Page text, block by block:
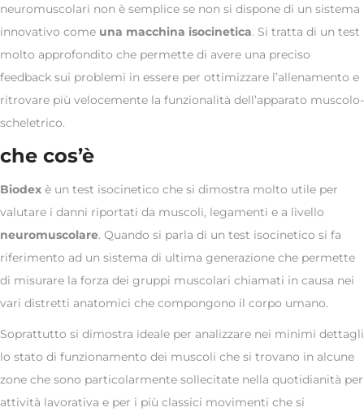
neuromuscolari non è semplice se non si dispone di un sistema
innovativo come una macchina isocinetica. Si tratta di un test
molto approfondito che permette di avere una preciso
feedback sui problemi in essere per ottimizzare l’allenamento e
ritrovare più velocemente la funzionalità dell’apparato muscolo-
scheletrico.
che cos’è
Biodex è un test isocinetico che si dimostra molto utile per
valutare i danni riportati da muscoli, legamenti e a livello
neuromuscolare. Quando si parla di un test isocinetico si fa
riferimento ad un sistema di ultima generazione che permette
di misurare la forza dei gruppi muscolari chiamati in causa nei
vari distretti anatomici che compongono il corpo umano.
Soprattutto si dimostra ideale per analizzare nei minimi dettagli
lo stato di funzionamento dei muscoli che si trovano in alcune
zone che sono particolarmente sollecitate nella quotidianità per
attività lavorativa e per i più classici movimenti che si